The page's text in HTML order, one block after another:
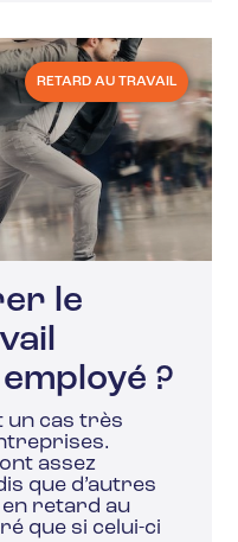
RETARD AU TRAVAIL
le
?
un cas très
assez
que d’autres
retard au
que si celui-ci